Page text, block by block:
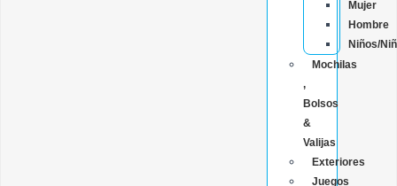
Mujer
Hombre
Niños/
Mochilas
,
Bolsos
&
Valijas
Exteriores
Juegos